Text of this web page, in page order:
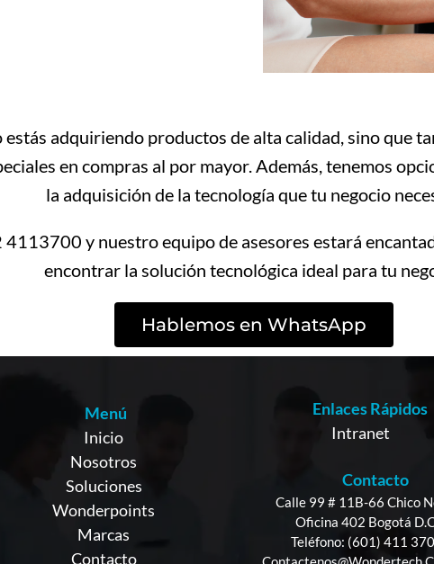
adquiriendo productos de alta calidad, sino que
en compras al por mayor. Además, tenemos
la adquisición de la tecnología que tu negocio
y nuestro equipo de asesores estará
encontrar la solución tecnológica ideal para tu
Hablemos en WhatsApp
Menú
Inicio
Nosotros
Soluciones
Wonderpoints
Marcas
Contacto
Enlaces Rápidos
Intranet
Contacto
Calle 99 # 11B-66 Chico
Oficina 402 Bogotá
Teléfono: (601) 411